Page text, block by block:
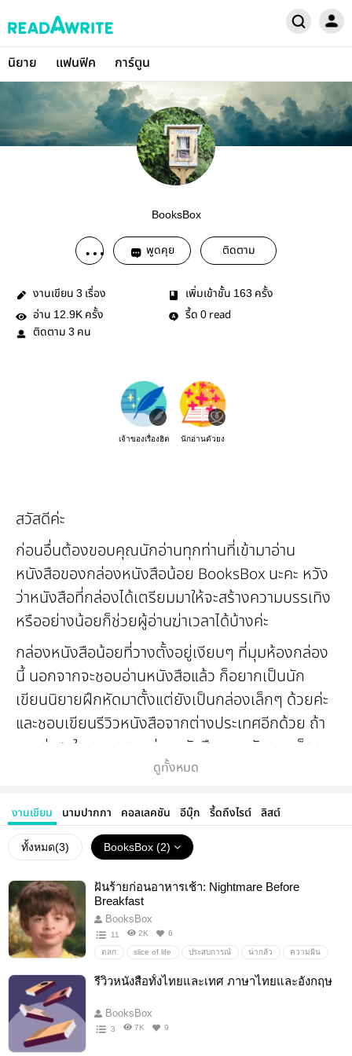
นิยาย แฟนฟิค การ์ตูน
BooksBox
พูดคุย ติดตาม
งานเขียน 3 เรื่อง เพิ่มเข้าชั้น 163 ครั้ง
อ่าน 12.9K ครั้ง รี้ด 0 read
ติดตาม 3 คน
เจ้าของเรื่องฮิต นักอ่านตัวยง
สวัสดีค่ะ
ก่อนอื่นต้องขอบคุณนักอ่านทุกท่านที่เข้ามาอ่าน
หนังสือของกล่องหนังสือน้อย BooksBox นะคะ หวัง
ว่าหนังสือที่กล่องได้เตรียมมาให้จะสร้างความบรรเทิง
หรืออย่างน้อยก็ช่วยผู้อ่านฆ่าเวลาได้บ้างค่ะ
กล่องหนังสือน้อยที่วางตั้งอยู่เงียบๆ ที่มุมห้องกล่อง
นี้ นอกจากจะชอบอ่านหนังสือแล้ว ก็อยากเป็นนัก
เขียนนิยายฝึกหัดมาตั้งแต่ยังเป็นกล่องเล็กๆ ด้วยค่ะ
และชอบเขียนรีวิวหนังสือจากต่างประเทศอีกด้วย ถ้า
หากว่าสนใจ อยากลองอ่านหนังสือภาษาอังกฤษก็ลอง
ขอบพระคุณทุกท่านมากๆ ค่า :)
ปล. อันนี้อีกเว็ปนะคะ มีนิยายเรื่องอื่นๆ ด้วย ลอง
เข้าไปดูได้ค่ะpointlessnovels.wordpress.com
ดูทั้งหมด
งานเขียน นามปากกา คอลเลคชัน อีบุ๊ก รี้ดถึงไรต์ ลิสต์
ทั้งหมด(3) BooksBox (2)
ฝันร้ายก่อนอาหารเช้า: Nightmare Before
Breakfast
BooksBox
11 2K 6
ตลก slice of life ประสบการณ์ น่ากลัว ความฝัน
รีวิวหนังสือทั้งไทยและเทศ ภาษาไทยและอังกฤษ
BooksBox
3 7K 9